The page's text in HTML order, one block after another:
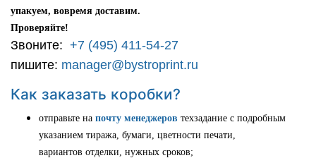
упакуем, вовремя доставим.
Проверяйте!
Звоните: +7 (495) 411-54-27
пишите: manager@bystroprint.ru
Как заказать коробки?
отправьте на почту менеджеров техзадание с подробным
указанием тиража, бумаги, цветности печати,
вариантов отделки, нужных сроков;